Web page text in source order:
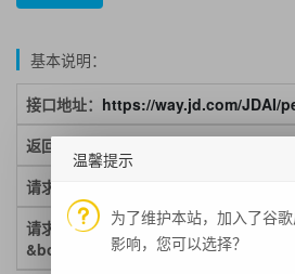
基本说明：
接口地址： https://way.jd.com/JDAI/
返回格式：json
请求方式：get/post
请求示例：https://way.jd.com/JDAI/
&body=pic
温馨提示
为了维护本站，加入了谷
影响，您可以选择？